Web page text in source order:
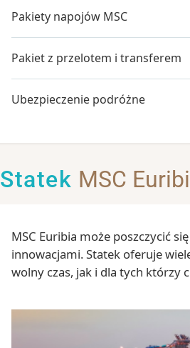
Pakiety napojów MSC
Pakiet z przelotem i transferem
Ubezpieczenie podróżne
Statek MSC
MSC Euribia może poszczycić
innowacjami. Statek oferuje
wolny czas, jak i dla tych którzy